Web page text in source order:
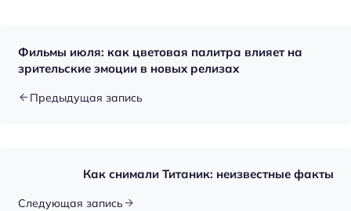
Фильмы июля: как цветовая палитра влияет на
зрительские эмоции в новых релизах
Предыдущая запись
Как снимали Титаник: неизвестные факты
Следующая запись